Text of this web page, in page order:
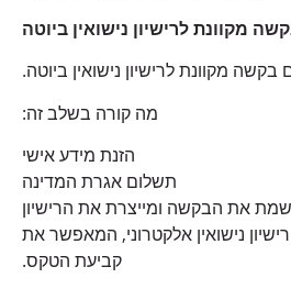
מקוונת לרישיון נישואין ביוטה.
מה קורה בשלב זה:
הזנת מידע אישי
תשלום אגרת המדינה
את הבקשה ומייצרת את הרישיון
נישואין אלקטרוני, המאפשר את
קביעת הטקס.